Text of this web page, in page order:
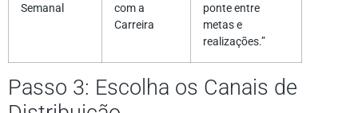
Semanal
com a
Carreira
ponte entre
metas e
realizações.”
Passo 3: Escolha os Canais de